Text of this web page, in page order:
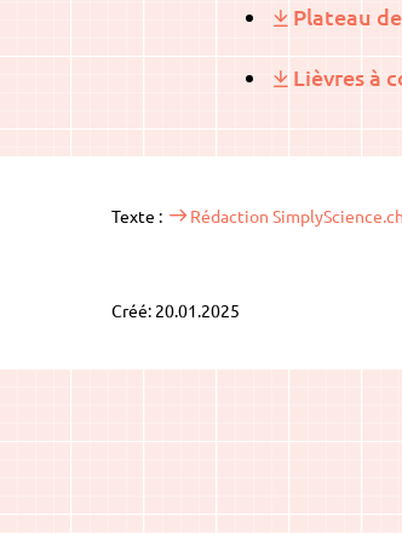
Plateau
Lièvres à
Texte : Rédaction SimplyScience.ch
Créé: 20.01.2025